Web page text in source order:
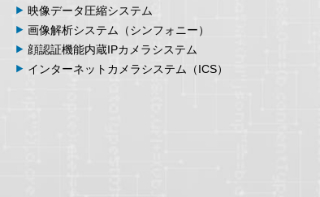
映像データ圧縮システム
画像解析システム （シンフォニー）
顔認証機能内蔵IPカメラシステム
インターネット カメラシステム （ICS）